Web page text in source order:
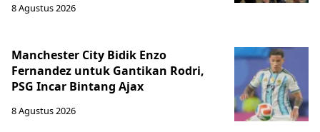
8 Agustus 2026
Manchester City Bidik Enzo
Fernandez untuk Gantikan Rodri,
PSG Incar Bintang Ajax
8 Agustus 2026